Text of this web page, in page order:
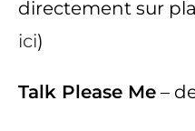
directement sur
ici)
Talk Please Me –